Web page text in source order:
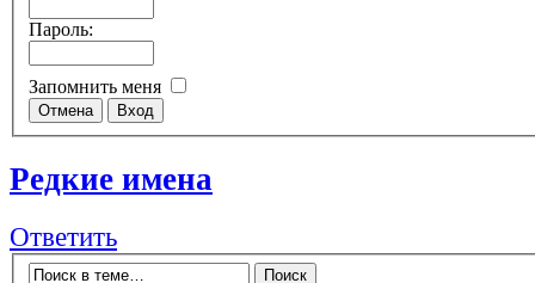
Пароль:
Запомнить меня
Редкие имена
Ответить